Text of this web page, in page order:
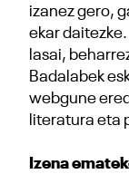
izanez gero,
ekar
lasai,
Badalabek
webgune
literatura eta
Izena